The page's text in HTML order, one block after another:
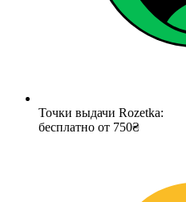
Точки выдачи Rozetka:
бесплатно от 750₴